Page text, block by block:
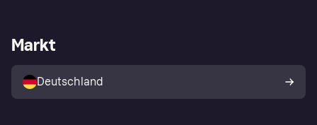
Klarna App
Shops entdecken
Käuferschutzrichtlinie
Dein Widerrufsrecht
Händlerportal
Markt
Deutschland